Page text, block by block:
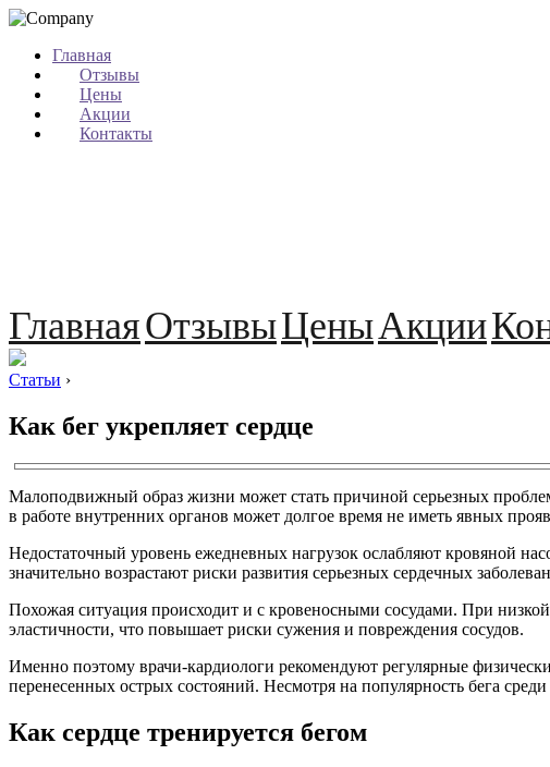
Главная
Отзывы
Цены
Акции
Контакты
ГлавнаяОтзывыЦеныАкции
Статьи ›
Как бег укрепляет сердце
Малоподвижный образ жизни может стать причиной серьезных
в работе внутренних органов может долгое время не иметь явных
Недостаточный уровень ежедневных нагрузок ослабляют кровяной
значительно возрастают риски развития серьезных сердечных
Похожая ситуация происходит и с кровеносными сосудами. При
эластичности, что повышает риски сужения и повреждения сосудов.
Именно поэтому врачи-кардиологи рекомендуют регулярные
перенесенных острых состояний. Несмотря на популярность бега
Как сердце тренируется бегом